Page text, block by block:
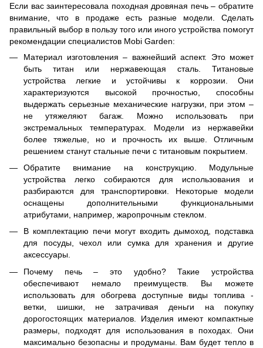
Если вас заинтересовала походная дровяная печь – обратите
внимание, что в продаже есть разные модели. Сделать
правильный выбор в пользу того или иного устройства помогут
рекомендации специалистов Mobi Garden:
Материал изготовления – важнейший аспект. Это может
быть титан или нержавеющая сталь. Титановые
устройства легкие и устойчивы к коррозии. Они
характеризуются высокой прочностью, способны
выдержать серьезные механические нагрузки, при этом –
не утяжеляют багаж. Можно использовать при
экстремальных температурах. Модели из нержавейки
более тяжелые, но и прочность их выше. Отличным
решением станут стальные печи с титановым покрытием.
Обратите внимание на конструкцию. Модульные
устройства легко собираются для использования и
разбираются для транспортировки. Некоторые модели
оснащены дополнительными функциональными
атрибутами, например, жаропрочным стеклом.
В комплектацию печи могут входить дымоход, подставка
для посуды, чехол или сумка для хранения и другие
аксессуары.
Почему печь – это удобно? Такие устройства
обеспечивают немало преимуществ. Вы можете
использовать для обогрева доступные виды топлива -
ветки, шишки, не затрачивая деньги на покупку
дорогостоящих материалов. Изделия имеют компактные
размеры, подходят для использования в походах. Они
максимально безопасны и продуманы. Вам будет тепло в